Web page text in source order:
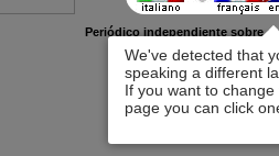
We've detected that
speaking a different
If you want to
page you can click
Periódico independiente sobre